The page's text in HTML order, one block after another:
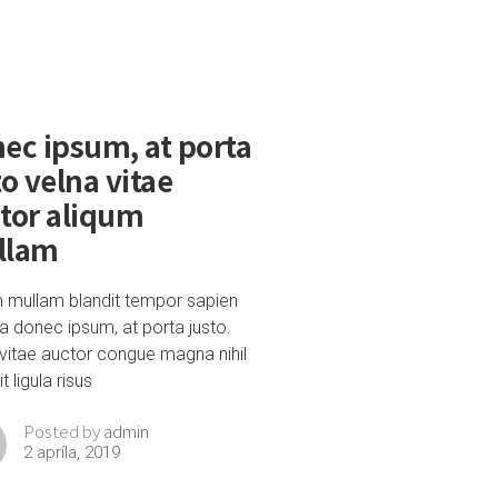
ipsum, at porta
velna vitae
aliqum
mullam blandit tempor sapien
donec ipsum, at porta justo.
auctor congue magna nihil
ligula risus
Posted byadmin
2 apríla, 2019